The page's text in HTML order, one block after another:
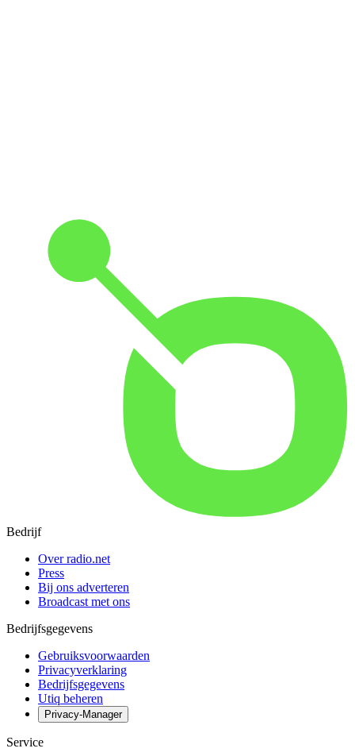
Bedrijf
Over radio.net
Press
Bij ons adverteren
Broadcast met ons
Bedrijfsgegevens
Gebruiksvoorwaarden
Privacyverklaring
Bedrijfsgegevens
Utiq beheren
Privacy-Manager
Service